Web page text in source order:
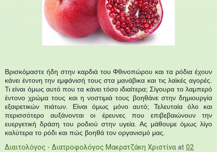
Βρισκόμαστε ήδη στην καρδιά του Φθινοπώρου και τα ρόδια έχουν
κάνει έντονη την εμφάνισή τους στα μανάβικα και τις λαϊκές αγορές.
Τι είναι όμως αυτόπου τα κάνει τόσο ιδιαίτερα; Σίγουρα το λαμπερό
έντονο χρώμα τους και η νοστιμιά τους βοηθάνε στην δημιουργία
εξαιρετικών πιάτων. Είναι όμως μόνο αυτό;Τελευταία όλο και
περισσότερο αυξάνονται οι έρευνες που επιβεβαιώνουν την
ευεργετική δράση του ροδιού στην υγεία. Ας μάθουμε όμως λίγο
καλύτερα το ρόδι και πώς βοηθά τον οργανισμό μας.
Διαιτολόγος - Διατροφολόγος Μακρατζάκη Χριστίνα at 02